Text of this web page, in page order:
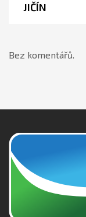
JIČÍN
Bez komentářů.